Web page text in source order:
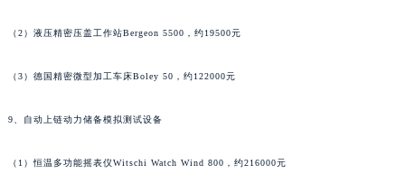
（2）液压精密压盖工作站Bergeon 5500，约19500元
（3）德国精密微型加工车床Boley 50，约122000元
9、自动上链动力储备模拟测试设备
（1）恒温多功能摇表仪Witschi Watch Wind 800，约216000元